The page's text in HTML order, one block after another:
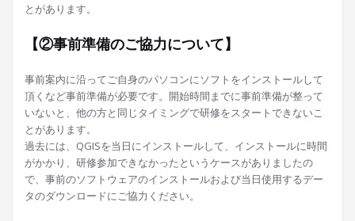
とがあります。
【②事前準備のご協力について】
事前案内に沿ってご自身のパソコンにソフトをインストールして
頂くなど事前準備が必要です。開始時間までに事前準備が整って
いないと、他の方と同じタイミングで研修をスタートできないこ
とがあります。
過去には、QGISを当日にインストールして、インストールに時間
がかかり、研修参加できなかったというケースがありましたの
で、事前のソフトウェアのインストールおよび当日使用するデー
タのダウンロードにご協力ください。